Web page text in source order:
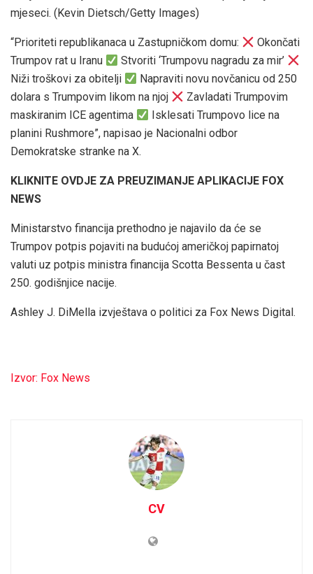
mjeseci. (Kevin Dietsch/Getty Images)
“Prioriteti republikanaca u Zastupničkom domu:
Okončati
Trumpov rat u Iranu
Stvoriti ‘Trumpovu nagradu za mir’
Niži troškovi za obitelji
Napraviti novu novčanicu od 250
dolara s Trumpovim likom na njoj
Zavladati Trumpovim
maskiranim ICE agentima
Isklesati Trumpovo lice na
planini Rushmore”, napisao je Nacionalni odbor
Demokratske stranke na X.
KLIKNITE OVDJE ZA PREUZIMANJE APLIKACIJE FOX
NEWS
Ministarstvo financija prethodno je najavilo da će se
Trumpov potpis pojaviti na budućoj američkoj papirnatoj
valuti uz potpis ministra financija Scotta Bessenta u čast
250. godišnjice nacije.
Ashley J. DiMella izvještava o politici za Fox News Digital.
Izvor: Fox News
CV